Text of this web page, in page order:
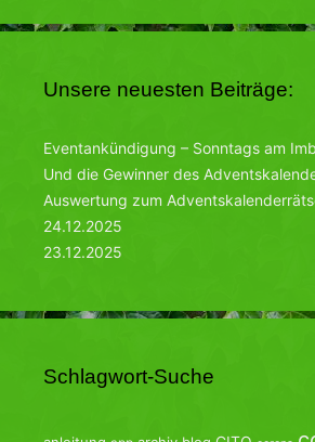
Unsere neuesten Beiträge:
Eventankündigung – Sonntags am
Und die Gewinner des
Auswertung zum
24.12.2025
23.12.2025
Schlagwort-Suche